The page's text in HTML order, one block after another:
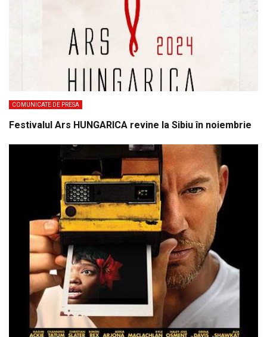
COMUNICATE DE PRESA
Festivalul Ars HUNGARICA revine la Sibiu în noiembrie